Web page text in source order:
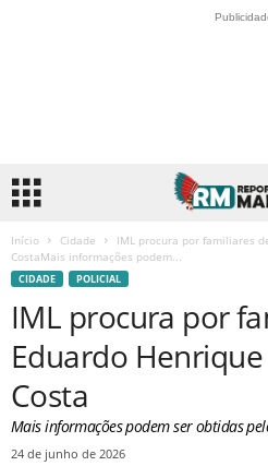
Início Cidade
IML procura por familiares
CostaMais informações podem...
CIDADE POLICIAL
IML procura por
Eduardo
Costa
Mais informações podem ser obtidas
24 de junho de 2026